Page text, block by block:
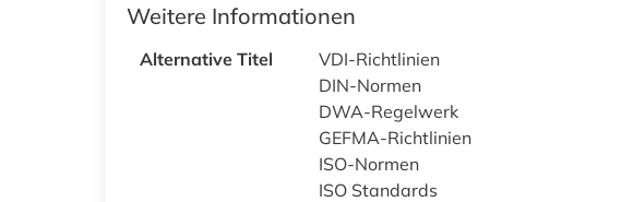
Weitere Informationen
Alternative Titel
VDI-Richtlinien
DIN-Normen
DWA-Regelwerk
GEFMA-Richtlinien
ISO-Normen
ISO Standards